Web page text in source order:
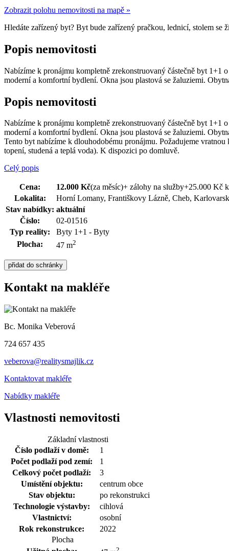
Zobrazit polohu nemovitosti na mapě »
Hledáte zařízený byt? Byt bude zařízený pračkou, lednicí, stolem se
Popis nemovitosti
Nabízíme k pronájmu kompletně zrekonstruovaný částečně byt
moderní a komfortní bydlení. Okna jsou plastová se žaluziemi.
Popis nemovitosti
Nabízíme k pronájmu kompletně zrekonstruovaný částečně byt
moderní a komfortní bydlení. Okna jsou plastová se žaluziemi.
Tento byt nabízíme k dlouhodobému pronájmu. Požadujeme
topení, studená a teplá voda). K dispozici po domluvě.
Celý popis
Cena: 12.000 Kč(za měsíc)+ zálohy na služby+25.000 Kč
Lokalita:
Horní Lomany, Františkovy Lázně, Cheb,
Stav nabídky: aktuální
Číslo:
02-01516
Typ reality:
Byty 1+1 - Byty
Plocha:
47 m2
Kontakt na makléře
Bc. Monika Veberová
724 657 435
veberova@realitysmajlik.cz
Kontaktovat makléře
Nabídky makléře
Vlastnosti nemovitosti
Základní vlastnosti
Číslo podlaží v domě:
1
Počet podlaží pod zemí:
1
Celkový počet podlaží:
3
Umístění objektu:
centrum obce
Stav objektu:
po rekonstrukci
Technologie výstavby:
cihlová
Vlastnictví:
osobní
Rok rekonstrukce:
2022
Plocha